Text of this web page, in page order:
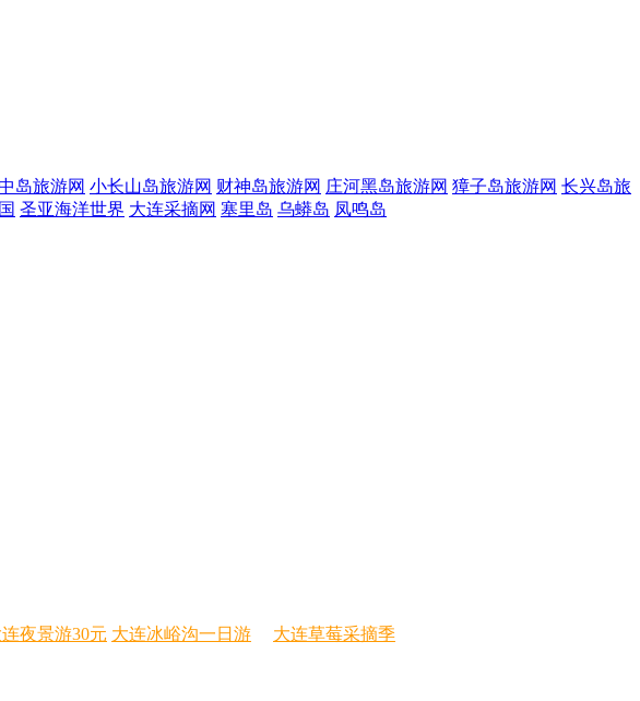
岛旅游网 小长山岛旅游网 财神岛旅游网 庄河黑岛旅游网 獐子岛旅游网 长兴岛旅
圣亚海洋世界 大连采摘网 塞里岛 乌蟒岛 凤鸣岛
夜景游30元 大连冰峪沟一日游
大连草莓采摘季